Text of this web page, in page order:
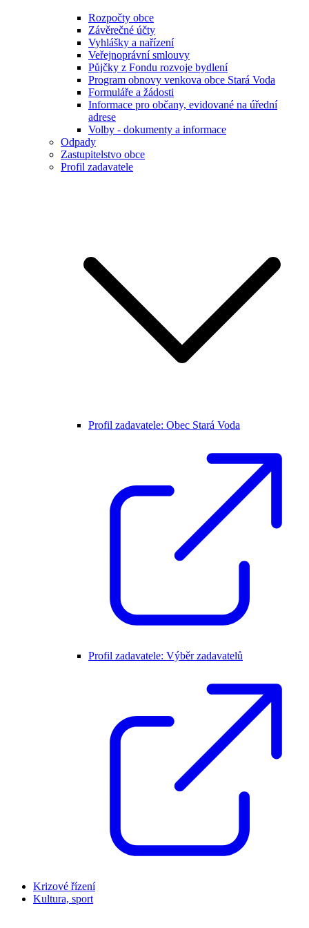
Rozpočty obce
Závěrečné účty
Vyhlášky a nařízení
Veřejnoprávní smlouvy
Půjčky z Fondu rozvoje bydlení
Program obnovy venkova obce Stará Voda
Formuláře a žádosti
Informace pro občany, evidované na úřední
adrese
Volby - dokumenty a informace
Odpady
Zastupitelstvo obce
Profil zadavatele
Profil zadavatele: Obec Stará Voda
Profil zadavatele: Výběr zadavatelů
Krizové řízení
Kultura, sport